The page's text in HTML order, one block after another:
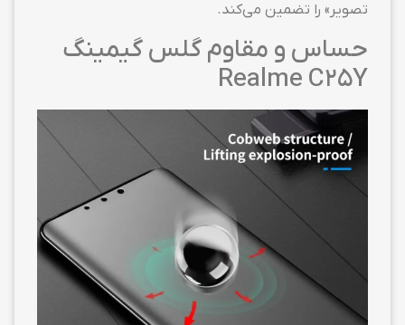
تصویر» را تضمین می‌کند.
حساس و مقاوم گلس گیمینگ
Realme C25Y